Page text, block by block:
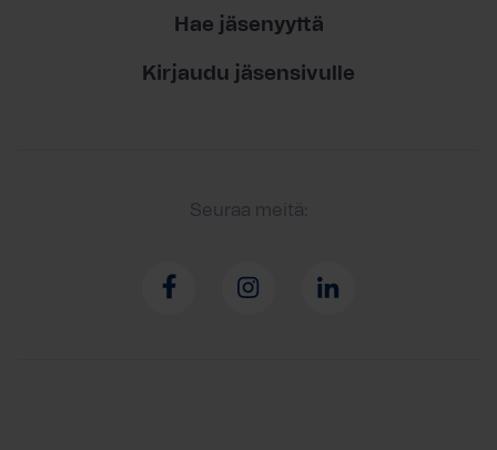
Hae jäsenyyttä
Kirjaudu jäsensivulle
Seuraa meitä: